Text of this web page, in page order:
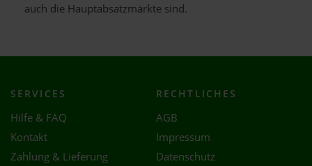
auch die Hauptabsatzmärkte sind.
SERVICES
Hilfe & FAQ
Kontakt
Zahlung & Lieferung
RECHTLICHES
AGB
Impressum
Datenschutz